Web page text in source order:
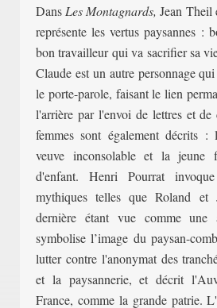
DansLes Montagnards, Jean Theil
représente les vertus paysannes :
bon travailleur qui va sacrifier sa
Claude est un autre personnage
le porte-parole, faisant le lien
l'arrière par l'envoi de lettres et
femmes sont également décrits :
veuve inconsolable et la jeune
d'enfant. Henri Pourrat
mythiques telles que Roland et
dernière étant vue comme une
symbolise l’image dupaysan-
lutter contre l'anonymat des
et la paysannerie, et décrit
France, comme la grande patrie.